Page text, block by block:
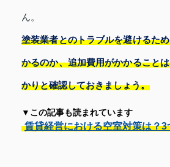
ん。
塗装業者とのトラブルを避けるた
かるのか、追加費用がかかること
かりと確認しておきましょう。
▼この記事も読まれています
賃貸経営における空室対策は？